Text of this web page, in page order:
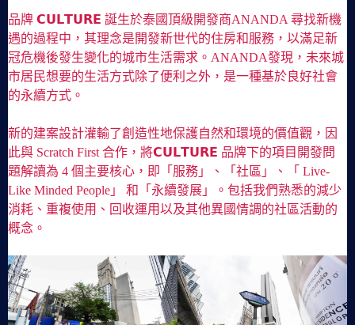
品牌 𝗖𝗨𝗟𝗧𝗨𝗥𝗘 誕生於泰國頂級開發商ANANDA 尋找新機
遇的過程中，其理念是開發新世代的住房和服務，以滿足新
冠危機後發生變化的城市生活需求。ANANDA發現，未來城
市居民想要的生活方式除了便利之外，是一種基於良好社會
的永續方式。
新的建案設計灌輸了創造性地保護自然和環境的價值觀，因
此與 Scratch First 合作，將𝗖𝗨𝗟𝗧𝗨𝗥𝗘 品牌下的項目開發問
題解讀為 4 個主要核心，即「服務」、「社區」、「 Live-
Like Minded People」 和「永續發展」。包括我們熟悉的減少
消耗、重複使用、回收運用以及其他異國情調的社區活動的
概念。